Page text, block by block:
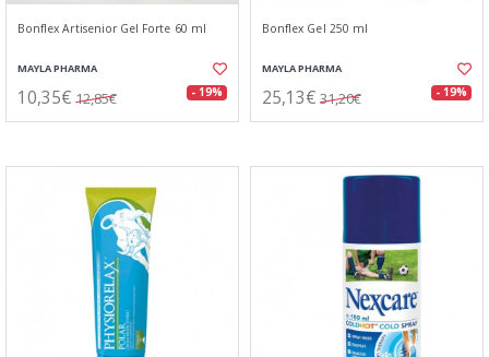
Bonflex Artisenior Gel Forte 60 ml
MAYLA PHARMA
10,35€ 12,85€ - 19%
Bonflex Gel 250 ml
MAYLA PHARMA
25,13€ 31,20€ - 19%